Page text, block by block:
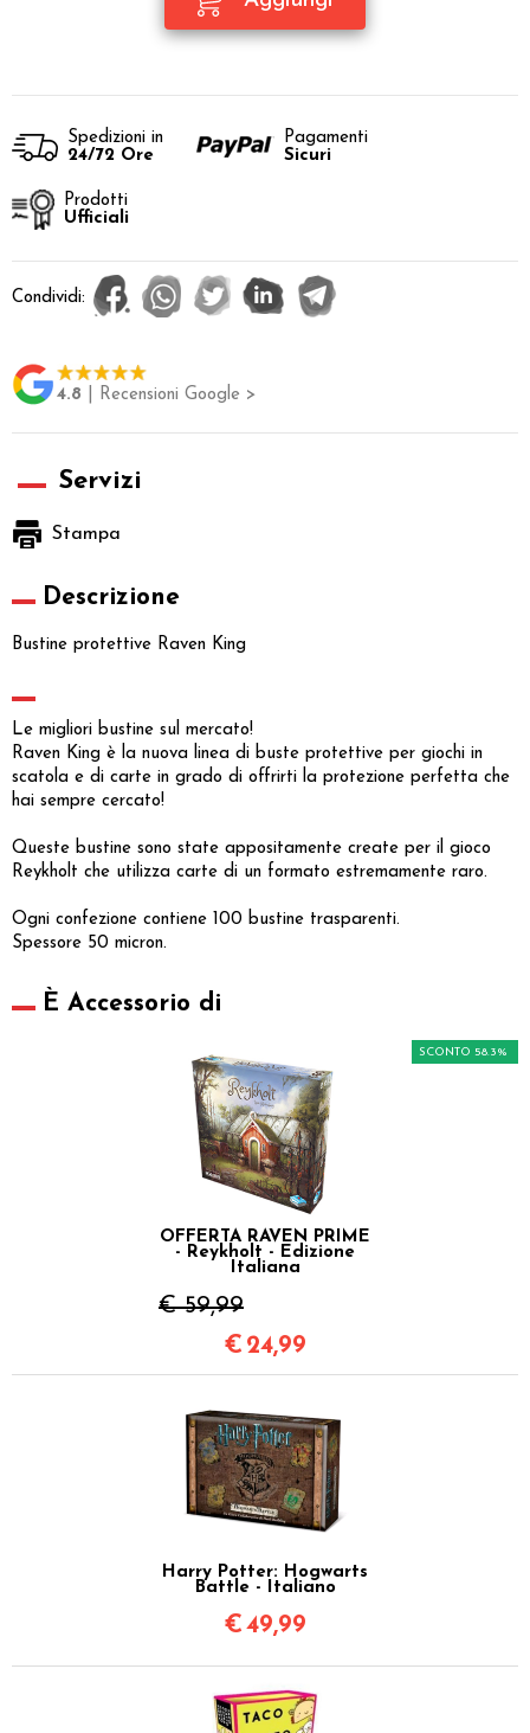
Spedizioni in
24/72 Ore
Pagamenti
Sicuri
Prodotti
Ufficiali
Condividi:
4.8 | Recensioni Google >
Servizi
Stampa
Descrizione
Bustine protettive Raven King
Le migliori bustine sul mercato!
Raven King è la nuova linea di buste protettive per giochi in
scatola e di carte in grado di offrirti la protezione perfetta che
hai sempre cercato!
Queste bustine sono state appositamente create per il gioco
Reykholt che utilizza carte di un formato estremamente raro.
Ogni confezione contiene 100 bustine trasparenti.
Spessore 50 micron.
È Accessorio di
OFFERTA RAVEN PRIME
- Reykholt - Edizione
Italiana
€ 59,99
SCONTO 58.3%
€ 24,99
Harry Potter: Hogwarts
Battle - Italiano
€49,99